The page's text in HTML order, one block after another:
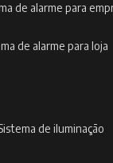
de alarme para
de alarme para loja
sistema de iluminação